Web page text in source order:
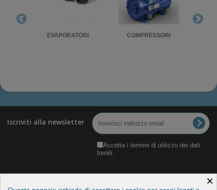
EVAPORATORI COMPRESSORI
Iscriviti alla newsletter
Accetta i termini di utilizzo dei dati
forniti.
×